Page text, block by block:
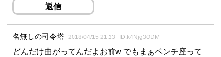
返信
名無しの司令塔 2018/04/15 21:23 ID:k4Njg3ODM
どんだけ曲がってんだよお前w でもまぁベンチ座って